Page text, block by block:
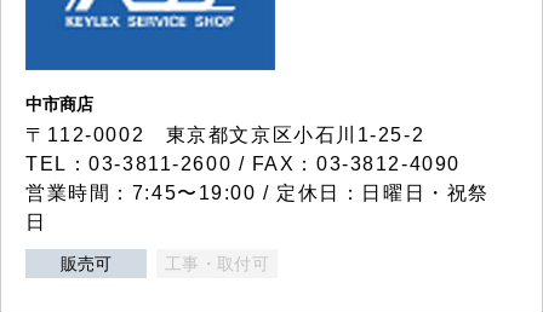
中市商店
〒112-0002 東京都文京区小石川1-25-2
TEL：03-3811-2600 / FAX：03-3812-4090
営業時間：7:45〜19:00 / 定休日：日曜日・祝祭
日
販売可 工事・取付可